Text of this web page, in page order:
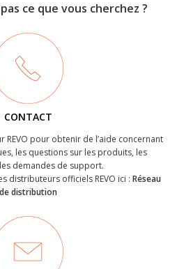
ce que vous cherchez ?
CONTACT
pour obtenir de l’aide concernant
les questions sur les produits, les
demandes de support.
distributeurs officiels REVO ici : Réseau
de distribution